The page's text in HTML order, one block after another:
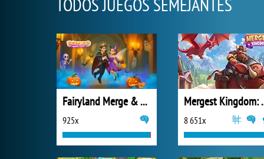
Fairyland Merge & Magic
925x 8 651x